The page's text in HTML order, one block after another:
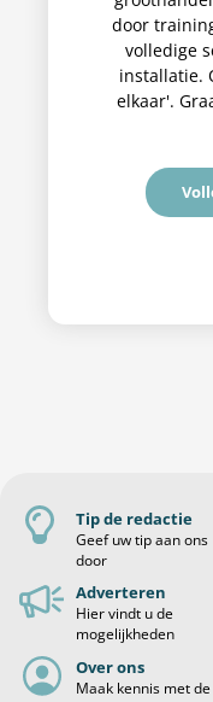
door
volledige
installatie.
elkaar'.
Tip de redactie
Geef uw tip aan ons
door
Adverteren
Hier vindt u de
mogelijkheden
Over ons
Maak kennis met de